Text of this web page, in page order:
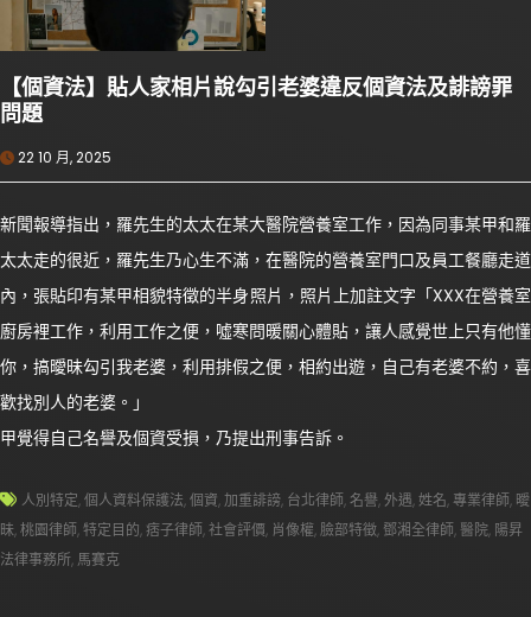
【個資法】貼人家相片說勾引老婆違反個資法及誹謗罪
問題
22 10 月, 2025
新聞報導指出，羅先生的太太在某大醫院營養室工作，因為同事某甲和羅
太太走的很近，羅先生乃心生不滿，在醫院的營養室門口及員工餐廳走道
內，張貼印有某甲相貌特徵的半身照片，照片上加註文字「XXX在營養室
廚房裡工作，利用工作之便，噓寒問暖關心體貼，讓人感覺世上只有他懂
你，搞曖昧勾引我老婆，利用排假之便，相約出遊，自己有老婆不約，喜
歡找別人的老婆。」
甲覺得自己名譽及個資受損，乃提出刑事告訴。
人別特定,個人資料保護法,個資,加重誹謗, 台北律師,名譽,外遇,姓名,專業律師, 曖
昧,桃園律師,特定目的,痞子律師,社會評價, 肖像權,臉部特徵, 鄧湘全律師,醫院, 陽昇
法律事務所, 馬賽克